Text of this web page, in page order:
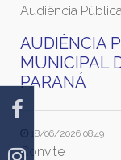
Audiência
AUDIÊNCIA
MUNICIPAL
PARANÁ
18/06/2026 08:49
Convite